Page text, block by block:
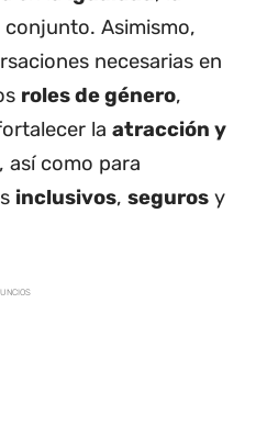
Asimismo,
necesarias en
roles de género,
la atracción y
, así como para
inclusivos, seguros y